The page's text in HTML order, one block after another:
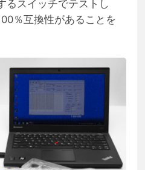
るスイッチでテストし
％互換性があることを